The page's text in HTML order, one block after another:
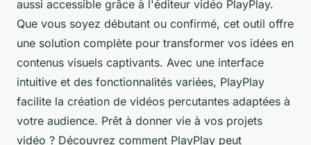
aussi accessible grâce à l'éditeur vidéo PlayPlay.
Que vous soyez débutant ou confirmé, cet outil offre
une solution complète pour transformer vos idées en
contenus visuels captivants. Avec une interface
intuitive et des fonctionnalités variées, PlayPlay
facilite la création de vidéos percutantes adaptées à
votre audience. Prêt à donner vie à vos projets
vidéo ? Découvrez comment PlayPlay peut